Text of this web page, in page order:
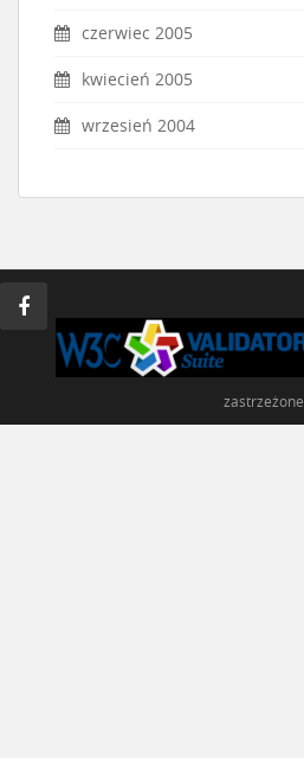
czerwiec 2005
kwiecień 2005
wrzesień 2004
zastrzeżone.